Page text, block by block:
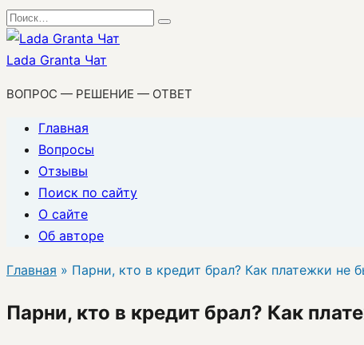
Перейти
к
содержанию
Search
for:
Lada Granta Чат
ВОПРОС — РЕШЕНИЕ — ОТВЕТ
Главная
Вопросы
Отзывы
Поиск по сайту
О сайте
Об авторе
Главная » Парни, кто в кредит брал? Как платежки не
Парни, кто в кредит брал? Как